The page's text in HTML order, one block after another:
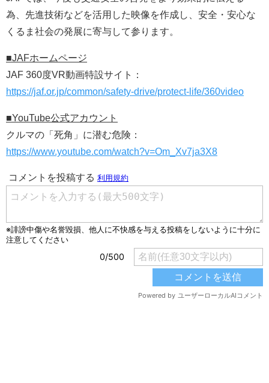
為、先進技術などを活用した映像を作成し、安全・安心な
くるま社会の発展に寄与して参ります。
■JAFホームページ
JAF 360度VR動画特設サイト：
https://jaf.or.jp/common/safety-drive/protect-life/360video
■YouTube公式アカウント
クルマの「死角」に潜む危険：
https://www.youtube.com/watch?v=Om_Xv7ja3X8